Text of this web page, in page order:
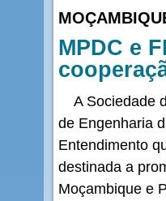
MPDC e
A Sociedade
de Engenharia
Entendimento
destinada a
Moçambique e